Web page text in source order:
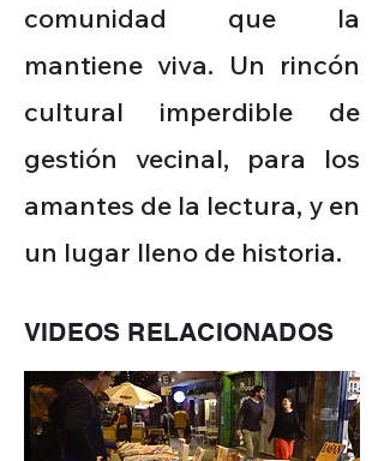
comunidad que la
mantiene viva. Un rincón
cultural imperdible de
gestión vecinal, para los
amantes de la lectura, y en
un lugar lleno de historia.
VIDEOS RELACIONADOS